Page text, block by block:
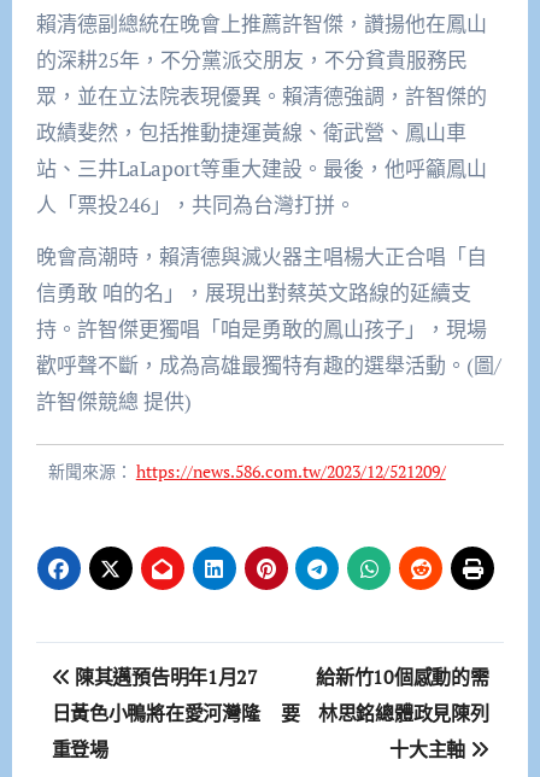
賴清德副總統在晚會上推薦許智傑，讚揚他在鳳山
的深耕25年，不分黨派交朋友，不分貧貴服務民
眾，並在立法院表現優異。賴清德強調，許智傑的
政績斐然，包括推動捷運黃線、衛武營、鳳山車
站、三井LaLaport等重大建設。最後，他呼籲鳳山
人「票投246」，共同為台灣打拼。
晚會高潮時，賴清德與滅火器主唱楊大正合唱「自
信勇敢 咱的名」，展現出對蔡英文路線的延續支
持。許智傑更獨唱「咱是勇敢的鳳山孩子」，現場
歡呼聲不斷，成為高雄最獨特有趣的選舉活動。(圖/
許智傑競總 提供)
新聞來源： https://news.586.com.tw/2023/12/521209/
文
章
導
陳其邁預告明年1月27
日黃色小鴨將在愛河灣隆
重登場
給新竹10個感動的需
要 林思銘總體政見陳列
十大主軸